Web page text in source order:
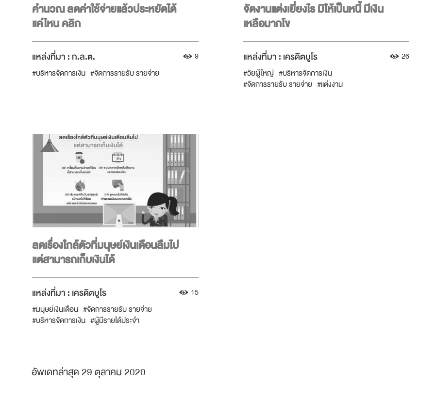
คำนวณ ลดค่าใช้จ่ายแล้วประหยัดได้
แค่ไหน คลิก
แหล่งที่มา :ก.ล.ต.
#บริหารจัดการเงิน #จัดการรายรับ รายจ่าย
9
จัดงานแต่งเยี่ยงไร มิให้เป็นหนี้ มีเงิน
เหลือมากโข
แหล่งที่มา : เครดิตบูโร
#วัยผู้ใหญ่ #บริหารจัดการเงิน
#จัดการรายรับ รายจ่าย #แต่งงาน
26
ลดเรื่องใกล้ตัวที่มนุษย์เงินเดือนลืมไป
แต่สามารถเก็บเงินได้
แหล่งที่มา : เครดิตบูโร
#มนุษย์เงินเดือน #จัดการรายรับ รายจ่าย
#บริหารจัดการเงิน #ผู้มีรายได้ประจำ
15
อัพเดทล่าสุด 29 ตุลาคม 2020